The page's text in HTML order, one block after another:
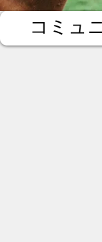
コミュ